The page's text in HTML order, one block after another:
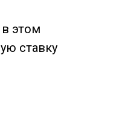
этом
ставку